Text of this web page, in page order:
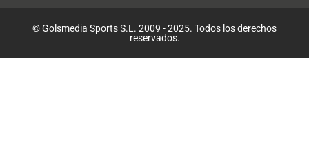
© Golsmedia Sports S.L. 2009 - 2025. Todos los derechos
reservados.